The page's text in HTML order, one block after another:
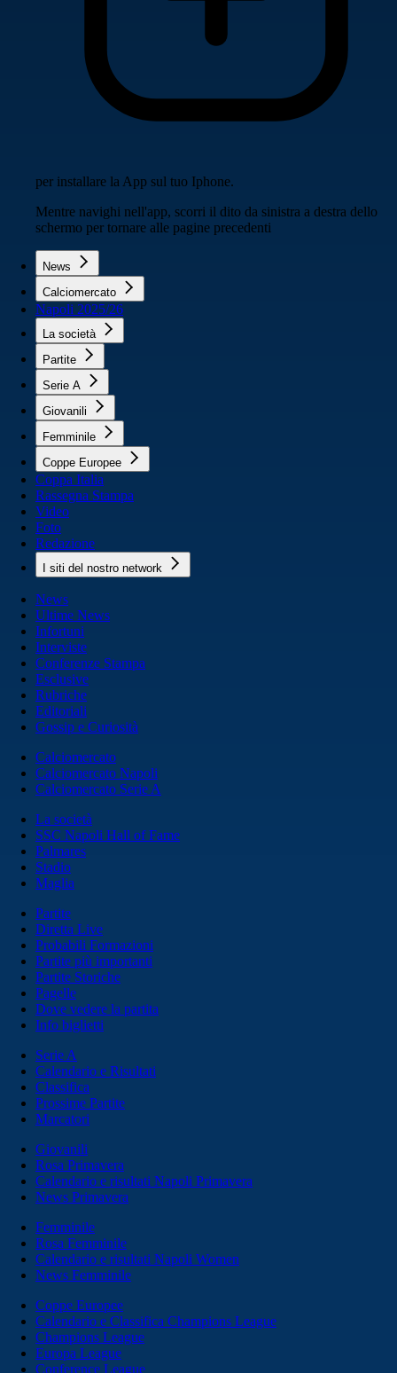
per installare la App sul tuo Iphone.
Mentre navighi nell'app, scorri il dito da sinistra a destra dello
schermo per tornare alle pagine precedenti
News
Calciomercato
Napoli 2025/26
La società
Partite
Serie A
Giovanili
Femminile
Coppe Europee
Coppa Italia
Rassegna Stampa
Video
Foto
Redazione
I siti del nostro network
News
Ultime News
Infortuni
Interviste
Conferenze Stampa
Esclusive
Rubriche
Editoriali
Gossip e Curiosità
Calciomercato
Calciomercato Napoli
Calciomercato Serie A
La società
SSC Napoli Hall of Fame
Palmares
Stadio
Maglia
Partite
Diretta Live
Probabili Formazioni
Partite più importanti
Partite Storiche
Pagelle
Dove vedere la partita
Info biglietti
Serie A
Calendario e Risultati
Classifica
Prossime Partite
Marcatori
Giovanili
Rosa Primavera
Calendario e risultati Napoli Primavera
News Primavera
Femminile
Rosa Femminile
Calendario e risultati Napoli Women
News Femminile
Coppe Europee
Calendario e Classifica Champions League
Champions League
Europa League
Conference League